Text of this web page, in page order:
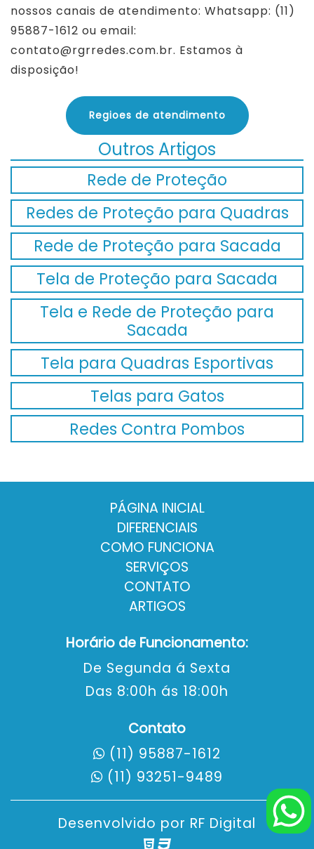
nossos canais de atendimento: Whatsapp: (11)
95887-1612 ou email:
contato@rgrredes.com.br. Estamos à
disposição!
Regioes de atendimento
Outros Artigos
Rede de Proteção
Redes de Proteção para Quadras
Rede de Proteção para Sacada
Tela de Proteção para Sacada
Tela e Rede de Proteção para
Sacada
Tela para Quadras Esportivas
Telas para Gatos
Redes Contra Pombos
PÁGINA INICIAL
DIFERENCIAIS
COMO FUNCIONA
SERVIÇOS
CONTATO
ARTIGOS
Horário de Funcionamento:
De Segunda á Sexta
Das 8:00h ás 18:00h
Contato
(11) 95887-1612
(11) 93251-9489
Desenvolvido por RF Digital